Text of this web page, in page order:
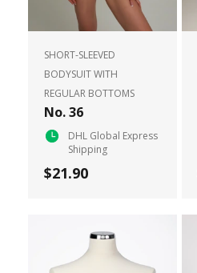
SHORT-SLEEVED
BODYSUIT WITH
REGULAR BOTTOMS
No. 36
DHL Global Express
Shipping
$21.90